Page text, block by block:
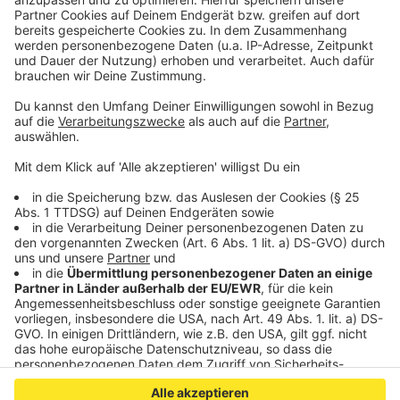
Wunschzettel im Rathaus abgeben. Die Stadt wird die
Geschenke dann rechtzeitig weitergeben, damit die
Kinder sich an Heiligabend freuen können.
Anzeige
Anzeige